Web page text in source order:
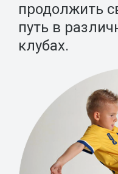
продолжить
путь в
клубах.